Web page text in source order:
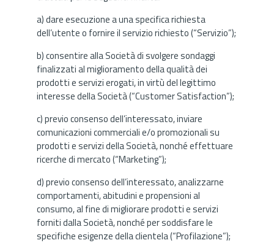
a) dare esecuzione a una specifica richiesta
dell’utente o fornire il servizio richiesto (“Servizio”);
b) consentire alla Società di svolgere sondaggi
finalizzati al miglioramento della qualità dei
prodotti e servizi erogati, in virtù del legittimo
interesse della Società (“Customer Satisfaction”);
c) previo consenso dell’interessato, inviare
comunicazioni commerciali e/o promozionali su
prodotti e servizi della Società, nonché effettuare
ricerche di mercato (“Marketing”);
d) previo consenso dell’interessato, analizzarne
comportamenti, abitudini e propensioni al
consumo, al fine di migliorare prodotti e servizi
forniti dalla Società, nonché per soddisfare le
specifiche esigenze della clientela (“Profilazione”);